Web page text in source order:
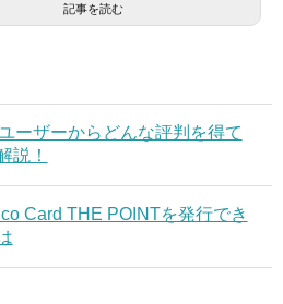
記事を読む
ーザーからどんな評判を得て
説！
Card THE POINTを発行でき